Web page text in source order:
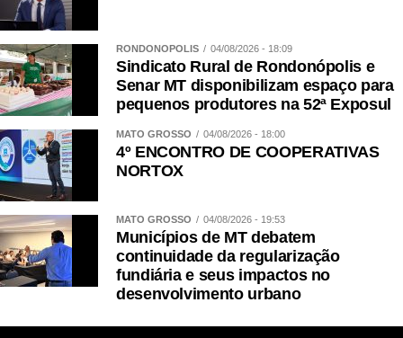
RONDONÓPOLIS 04/08/2026 - 18:09
Sindicato Rural de Rondonópolis e
Senar MT disponibilizam espaço para
pequenos produtores na 52ª Exposul
MATO GROSSO 04/08/2026 - 18:00
4º ENCONTRO DE COOPERATIVAS
NORTOX
MATO GROSSO 04/08/2026 - 19:53
Municípios de MT debatem
continuidade da regularização
fundiária e seus impactos no
desenvolvimento urbano